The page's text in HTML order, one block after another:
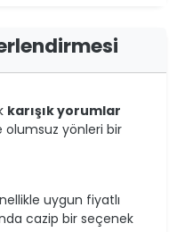
karışık yorumlar
olumsuz yönleri bir
uygun fiyatlı
cazip bir seçenek